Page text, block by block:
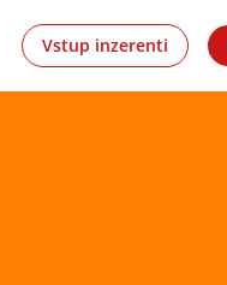
Vstup inzerenti